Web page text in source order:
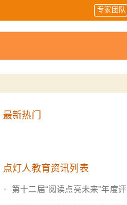
专家团队
最新热门
点灯人教育资讯列表